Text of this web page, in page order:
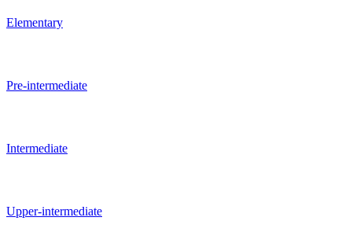
Elementary
Pre-intermediate
Intermediate
Upper-intermediate